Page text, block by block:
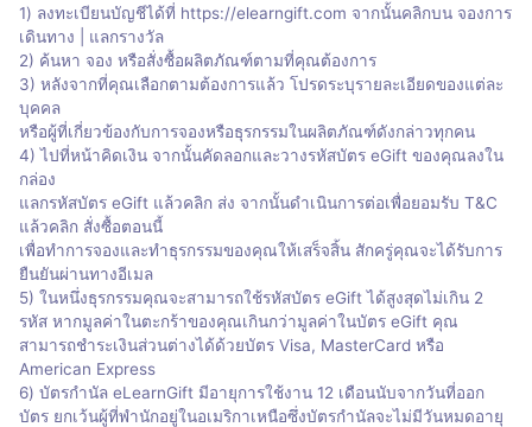
1) ลงทะเบียนบัญชีได้ที่ https://elearngift.com จากนั้นคลิกบน จองการ
เดินทาง | แลกรางวัล
2) ค้นหา จอง หรือสั่งซื้อผลิตภัณฑ์ตามที่คุณต้องการ
3) หลังจากที่คุณเลือกตามต้องการแล้ว โปรดระบุรายละเอียดของแต่ละ
บุคคล
หรือผู้ที่เกี่ยวข้องกับการจองหรือธุรกรรมในผลิตภัณฑ์ดังกล่าวทุกคน
4) ไปที่หน้าคิดเงิน จากนั้นคัดลอกและวางรหัสบัตร eGift ของคุณลงใน
กล่อง
แลกรหัสบัตร eGift แล้วคลิก ส่ง จากนั้นดำเนินการต่อเพื่อยอมรับ T&C
แล้วคลิก สั่งซื้อตอนนี้
เพื่อทำการจองและทำธุรกรรมของคุณให้เสร็จสิ้น สักครู่คุณจะได้รับการ
ยืนยันผ่านทางอีเมล
5) ในหนึ่งธุรกรรมคุณจะสามารถใช้รหัสบัตร eGift ได้สูงสุดไม่เกิน 2
รหัส หากมูลค่าในตะกร้าของคุณเกินกว่ามูลค่าในบัตร eGift คุณ
สามารถชำระเงินส่วนต่างได้ด้วยบัตร Visa, MasterCard หรือ
American Express
6) บัตรกำนัล eLearnGift มีอายุการใช้งาน 12 เดือนนับจากวันที่ออก
บัตร ยกเว้นผู้ที่พำนักอยู่ในอเมริกาเหนือซึ่งบัตรกำนัลจะไม่มีวันหมดอายุ